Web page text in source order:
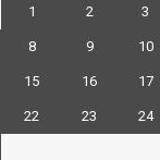
1 2 3
8 9 10
15 16 17
22 23 24